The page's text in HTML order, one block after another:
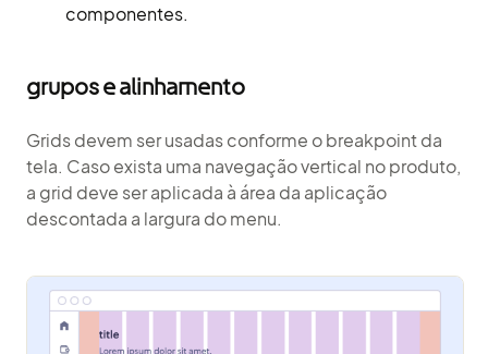
componentes.
grupos e alinhamento
Grids devem ser usadas conforme obreakpointda
tela. Caso exista uma navegação vertical no produto,
a grid deve ser aplicada à área da aplicação
descontada a largura do menu.